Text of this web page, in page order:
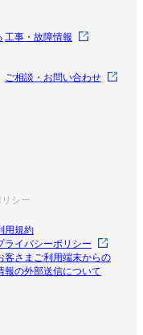
工事・故障情報
ご相談・お問い合わせ
シー
用規約
ライバシーポリシー
客さまご利用端末からの
報の外部送信について